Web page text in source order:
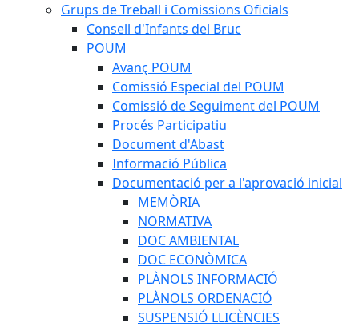
Grups de Treball i Comissions Oficials
Consell d'Infants del Bruc
POUM
Avanç POUM
Comissió Especial del POUM
Comissió de Seguiment del POUM
Procés Participatiu
Document d'Abast
Informació Pública
Documentació per a l'aprovació inicial
MEMÒRIA
NORMATIVA
DOC AMBIENTAL
DOC ECONÒMICA
PLÀNOLS INFORMACIÓ
PLÀNOLS ORDENACIÓ
SUSPENSIÓ LLICÈNCIES